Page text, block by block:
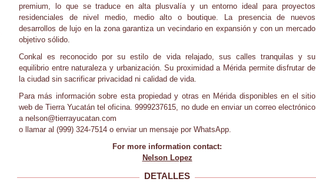
premium, lo que se traduce en alta plusvalía y un entorno ideal para proyectos
residenciales de nivel medio, medio alto o boutique. La presencia de nuevos
desarrollos de lujo en la zona garantiza un vecindario en expansión y con un mercado
objetivo sólido.
Conkal es reconocido por su estilo de vida relajado, sus calles tranquilas y su
equilibrio entre naturaleza y urbanización. Su proximidad a Mérida permite disfrutar de
la ciudad sin sacrificar privacidad ni calidad de vida.
Para más información sobre esta propiedad y otras en Mérida disponibles en el sitio
web de Tierra Yucatán tel oficina. 9999237615, no dude en enviar un correo electrónico
a nelson@tierrayucatan.com
o llamar al (999) 324-7514 o enviar un mensaje por WhatsApp.
For more information contact:
Nelson Lopez
DETALLES